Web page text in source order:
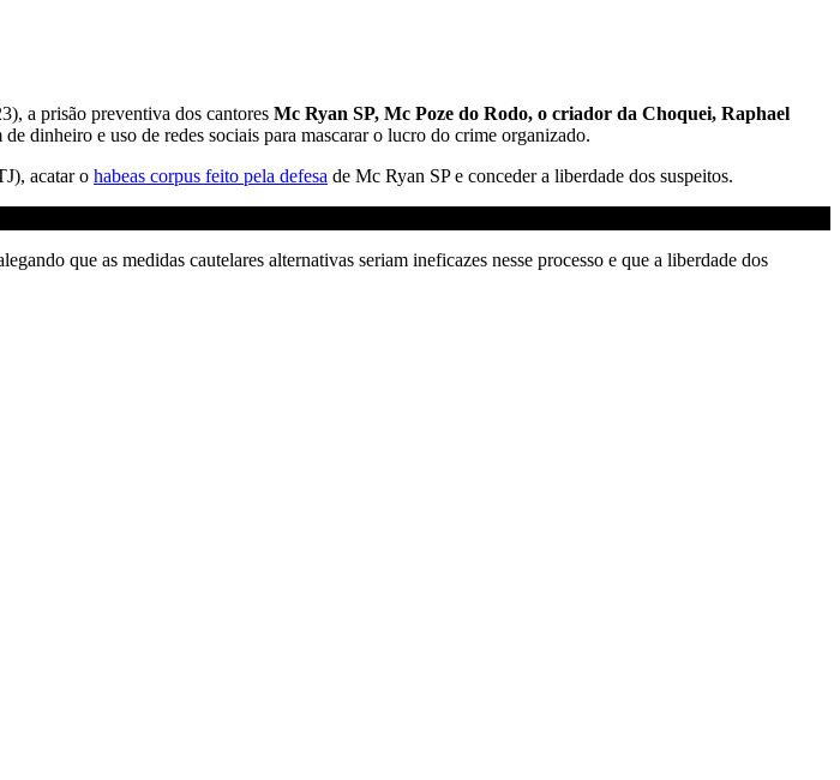
a prisão preventiva dos cantores Mc Ryan SP, Mc Poze do Rodo, o criador da Choquei, Raphael
dinheiro e uso de redes sociais para mascarar o lucro do crime organizado.
acatar o habeas corpus feito pela defesa de Mc Ryan SP e conceder a liberdade dos suspeitos.
que as medidas cautelares alternativas seriam ineficazes nesse processo e que a liberdade dos